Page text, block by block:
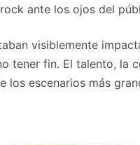
ante los ojos del
visiblemente
tener fin. El talento, la
los escenarios más